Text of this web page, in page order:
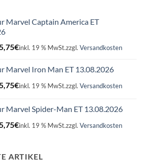
Marvel Captain America ET
€Aktueller
15,75€.
inkl. 19 % MwSt.zzgl. Versandkosten
Marvel Iron Man ET 13.08.2026
€Aktueller
15,75€.
inkl. 19 % MwSt.zzgl. Versandkosten
Marvel Spider-Man ET 13.08.2026
€Aktueller
15,75€.
inkl. 19 % MwSt.zzgl. Versandkosten
ARTIKEL